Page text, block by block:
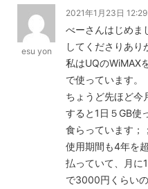
esu yon
2021年1月23日
べーさんはじめま
してくださりあり
私はUQのWiMAX
で使っています。
ちょうど先ほど今
すると1日５GB使
食らっています；；
使用期間も4年を
払っていて、月に
で3000円くらい